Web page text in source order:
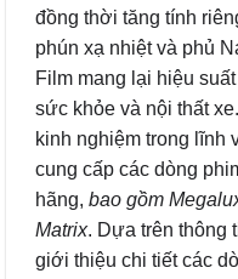
đồng thời tăng tính
phún xạ nhiệt và phủ
Film mang lại hiệu
sức khỏe và nội thất
kinh nghiệm trong lĩnh
cung cấp các dòng
hãng, bao gồm
Matrix. Dựa trên thông
giới thiệu chi tiết các